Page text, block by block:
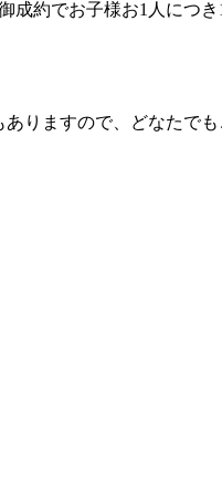
成約でお子様お1人につ
りますので、どなたでも